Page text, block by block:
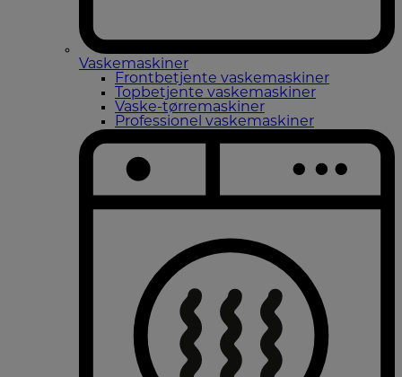
Vaskemaskiner
Frontbetjente vaskemaskiner
Topbetjente vaskemaskiner
Vaske-tørremaskiner
Professionel vaskemaskiner